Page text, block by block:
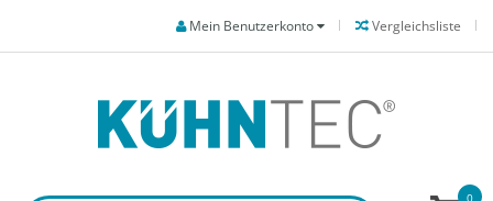
Vergleichsliste
Mein Benutzerkonto
0